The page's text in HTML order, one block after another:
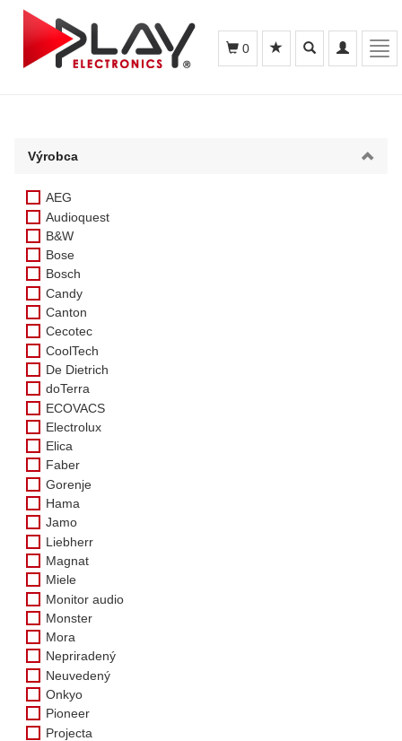
Toggle
navigation
Toggle
search
0
Výrobca
AEG
Audioquest
B&W
Bose
Bosch
Candy
Canton
Cecotec
CoolTech
De Dietrich
doTerra
ECOVACS
Electrolux
Elica
Faber
Gorenje
Hama
Jamo
Liebherr
Magnat
Miele
Monitor audio
Monster
Mora
Nepriradený
Neuvedený
Onkyo
Pioneer
Projecta